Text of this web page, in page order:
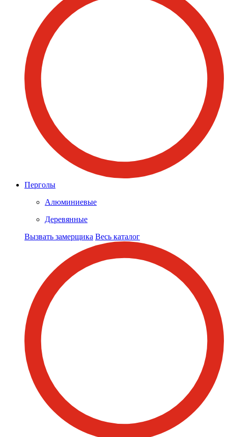
Перголы
Алюминиевые
Деревянные
Вызвать замерщика Весь каталог